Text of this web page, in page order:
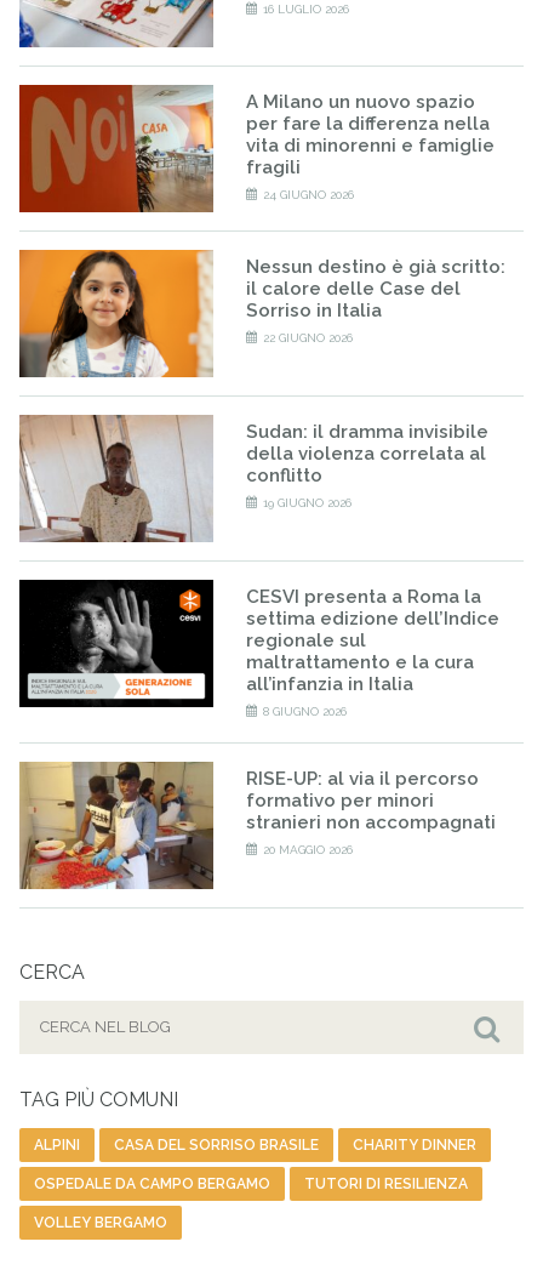
16 LUGLIO 2026
A Milano un nuovo spazio
per fare la differenza nella
vita di minorenni e famiglie
fragili
24 GIUGNO 2026
Nessun destino è già scritto:
il calore delle Case del
Sorriso in Italia
22 GIUGNO 2026
Sudan: il dramma invisibile
della violenza correlata al
conflitto
19 GIUGNO 2026
CESVI presenta a Roma la
settima edizione dell’Indice
regionale sul
maltrattamento e la cura
all’infanzia in Italia
8 GIUGNO 2026
RISE-UP: al via il percorso
formativo per minori
stranieri non accompagnati
20 MAGGIO 2026
CERCA
TAG PIÙ COMUNI
ALPINI CASA DEL SORRISO BRASILE CHARITY DINNER
OSPEDALE DA CAMPO BERGAMO TUTORI DI RESILIENZA
VOLLEY BERGAMO